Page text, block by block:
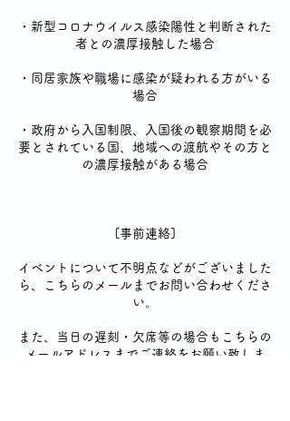
・新型コロナウイルス感染陽性と判断された
者との濃厚接触した場合
・同居家族や職場に感染が疑われる方がいる
場合
・政府から入国制限、入国後の観察期間を必
要とされている国、地域への渡航やその方と
の濃厚接触がある場合
[事前連絡]
イベントについて不明点などがございました
ら、こちらのメールまでお問い合わせくださ
い。
また、当日の遅刻・欠席等の場合もこちらの
メールアドレスまでご連絡をお願い致しま